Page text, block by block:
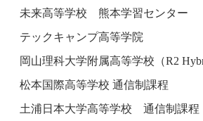
未来高等学校 熊本学習センター
テックキャンプ高等学院
岡山理科大学附属高等学校（R2
松本国際高等学校 通信制課程
土浦日本大学高等学校 通信制課程